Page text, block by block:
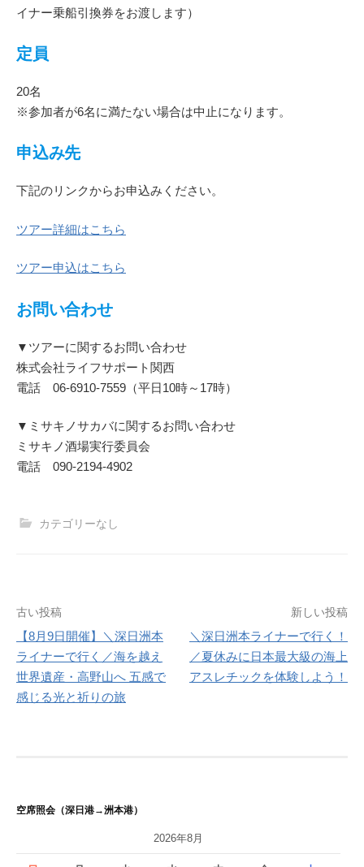
イナー乗船引換券をお渡します）
定員
20名
※参加者が6名に満たない場合は中止になります。
申込み先
下記のリンクからお申込みください。
ツアー詳細はこちら
ツアー申込はこちら
お問い合わせ
▼ツアーに関するお問い合わせ
株式会社ライフサポート関西
電話 06-6910-7559（平日10時～17時）
▼ミサキノサカバに関するお問い合わせ
ミサキノ酒場実行委員会
電話 090-2194-4902
カテゴリーなし
投
稿
ナ
ビ
ョ
ン
古い投稿
【8月9日開催】＼深日洲本
ライナーで行く／海を越え
世界遺産・高野山へ 五感で
感じる光と祈りの旅
新しい投稿
＼深日洲本ライナーで行く！
／夏休みに日本最大級の海上
アスレチックを体験しよう！
空席照会（深日港→洲本港）
2026年8月